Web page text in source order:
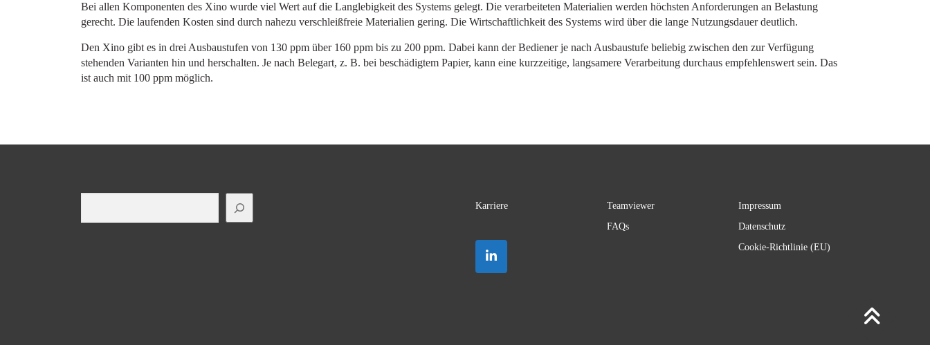
Bei allen Komponenten des Xino wurde viel Wert auf die Langlebigkeit des Systems gelegt. Die verarbeiteten Materialien werden höchsten Anforderungen an Belastung
gerecht. Die laufenden Kosten sind durch nahezu verschleißfreie Materialien gering. Die Wirtschaftlichkeit des Systems wird über die lange Nutzungsdauer deutlich.
Den Xino gibt es in drei Ausbaustufen von 130 ppm über 160 ppm bis zu 200 ppm. Dabei kann der Bediener je nach Ausbaustufe beliebig zwischen den zur Verfügung
stehenden Varianten hin und herschalten. Je nach Belegart, z. B. bei beschädigtem Papier, kann eine kurzzeitige, langsamere Verarbeitung durchaus empfehlenswert sein. Das
ist auch mit 100 ppm möglich.
Karriere
Teamviewer
FAQs
Impressum
Datenschutz
Cookie-Richtlinie (EU)